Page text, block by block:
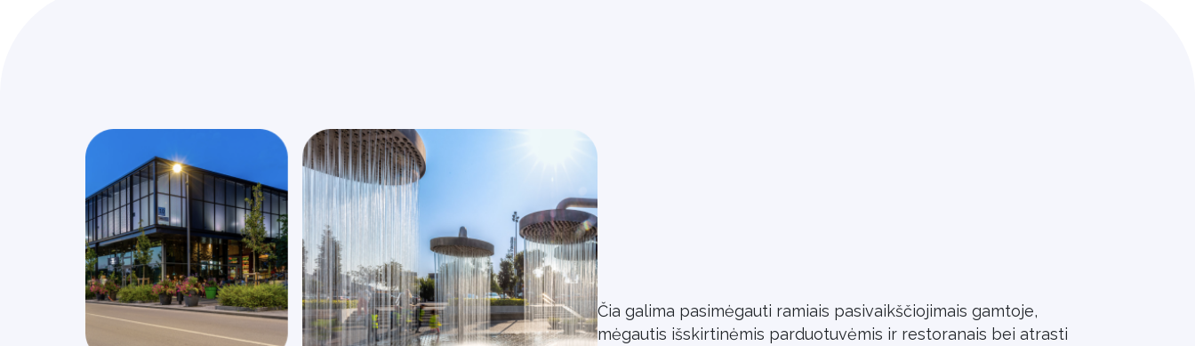
Čia galima pasimėgauti ramiais pasivaikščiojimais gamtoje,
mėgautis išskirtinėmis parduotuvėmis ir restoranais bei atrasti